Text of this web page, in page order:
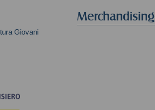
Giovani
Merchandising